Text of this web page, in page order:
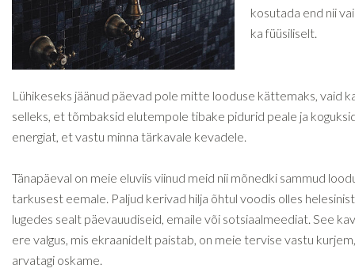
kosutada end nii
ka füüsiliselt.
Lühikeseks jäänud päevad pole mitte looduse kättemaks, vaid
selleks, et tõmbaksid elutempole tibake pidurid peale ja
energiat, et vastu minna tärkavale kevadele.
Tänapäeval on meie eluviis viinud meid nii mõnedki sammud
tarkusest eemale. Paljud kerivad hilja õhtul voodis olles
lugedes sealt päevauudiseid, emaile või sotsiaalmeediat. See
ere valgus, mis ekraanidelt paistab, on meie tervise vastu
arvatagi oskame.